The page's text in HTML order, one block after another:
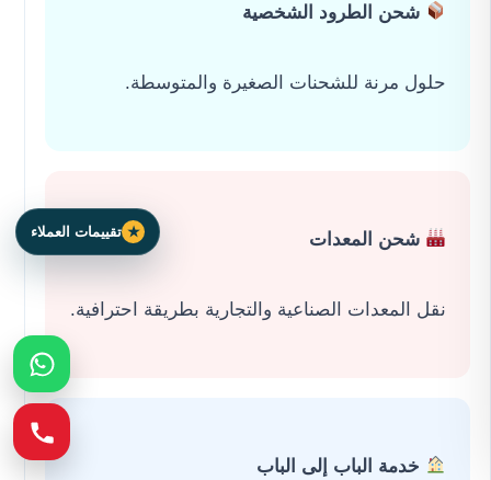
شحن الطرود الشخصية
حلول مرنة للشحنات الصغيرة والمتوسطة.
شحن المعدات
نقل المعدات الصناعية والتجارية بطريقة احترافية.
خدمة الباب إلى الباب
تقييمات العملاء